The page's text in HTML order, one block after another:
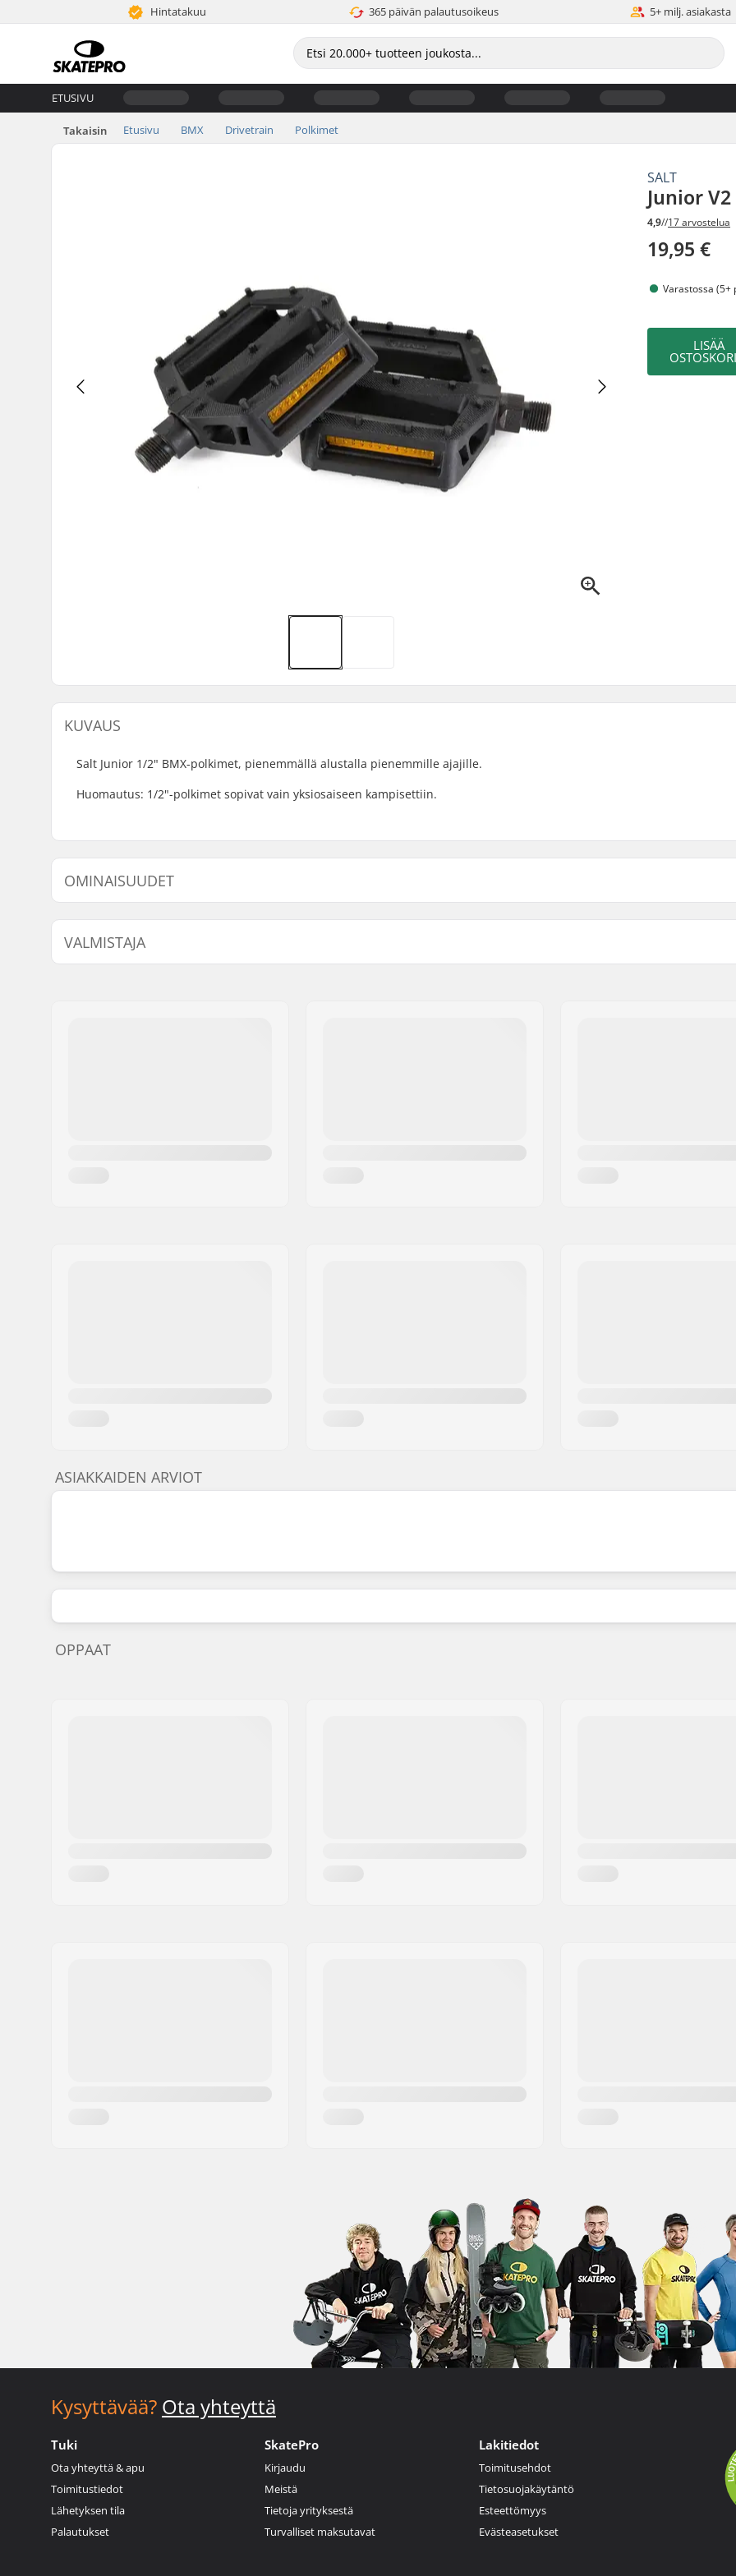
Hintatakuu 365 päivän palautusoikeus 5+ milj. asiakasta
ETUSIVU
Takaisin Etusivu BMX Drivetrain Polkimet
SALT
Junior
4,9//17 arvostelua
19,95 €
Varastossa (5+
LISÄÄ
KUVAUS
Salt Junior 1/2" BMX-polkimet, pienemmällä alustalla pienemmille ajajille.
Huomautus: 1/2"-polkimet sopivat vain yksiosaiseen kampisettiin.
OMINAISUUDET
Polkimen akselin halkaisija: 1/2" Polkimien materiaali:
VALMISTAJA
ASIAKKAIDEN ARVIOT
OPPAAT
Kysyttävää? Ota yhteyttä
Tuki
Ota yhteyttä & apu
Toimitustiedot
Lähetyksen tila
Palautukset
SkatePro
Kirjaudu
Meistä
Tietoja yrityksestä
Turvalliset maksutavat
Lakitiedot
Toimitusehdot
Tietosuojakäytäntö
Esteettömyys
Evästeasetukset